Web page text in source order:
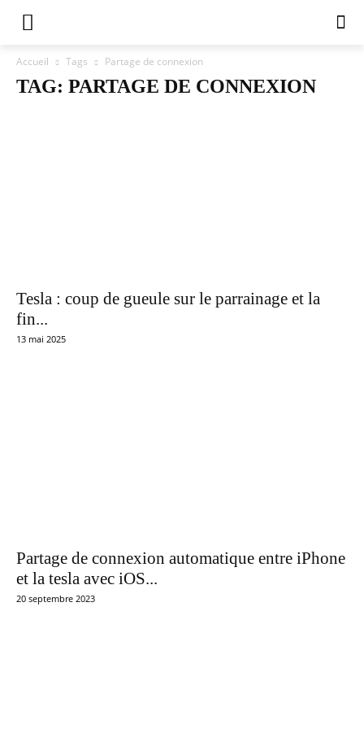
Accueil Tags Partage de connexion
TAG: PARTAGE DE CONNEXION
Tesla : coup de gueule sur le parrainage et la
fin...
13 mai 2025
Partage de connexion automatique entre iPhone
et la tesla avec iOS...
20 septembre 2023